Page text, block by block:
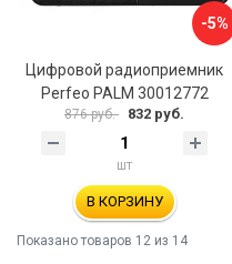
-5%
Цифровой радиоприемник
Perfeo PALM 30012772
876 руб. 832 руб.
шт
В КОРЗИНУ
Показано товаров 12 из 14